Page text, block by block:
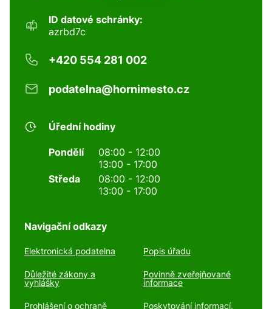
ID datové schránky:
azrbd7c
+420 554 281 002
podatelna@hornimesto.cz
Úřední hodiny
Pondělí
08:00 - 12:00
13:00 - 17:00
Středa
08:00 - 12:00
13:00 - 17:00
Navigační odkazy
Elektronická podatelna Popis úřadu
Důležité zákony a
vyhlášky
Povinně zveřejňované
informace
Prohlášení o ochraně
Poskytování informací,